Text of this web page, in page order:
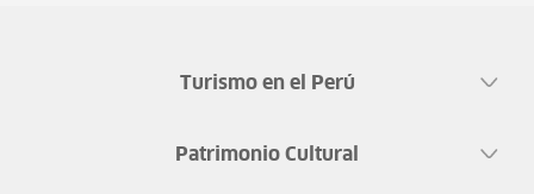
Turismo en el Perú
Patrimonio Cultural